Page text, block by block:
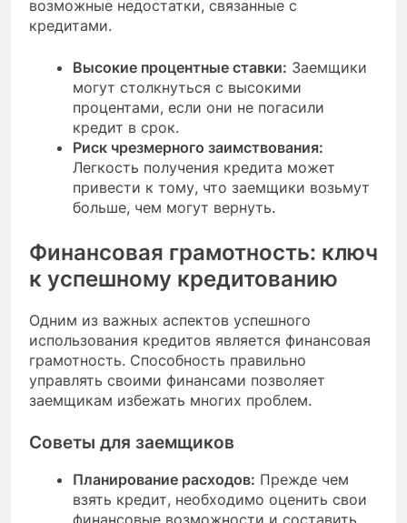
возможные недостатки, связанные с
кредитами.
Высокие процентные ставки: Заемщики
могут столкнуться с высокими
процентами, если они не погасили
кредит в срок.
Риск чрезмерного заимствования:
Легкость получения кредита может
привести к тому, что заемщики возьмут
больше, чем могут вернуть.
Финансовая грамотность: ключ
к успешному кредитованию
Одним из важных аспектов успешного
использования кредитов является финансовая
грамотность. Способность правильно
управлять своими финансами позволяет
заемщикам избежать многих проблем.
Советы для заемщиков
Планирование расходов: Прежде чем
взять кредит, необходимо оценить свои